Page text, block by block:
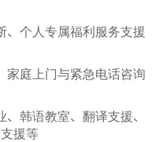
、个人专属福利服务支援
家庭上门与紧急电话咨询
韩语教室、翻译支援、
援等